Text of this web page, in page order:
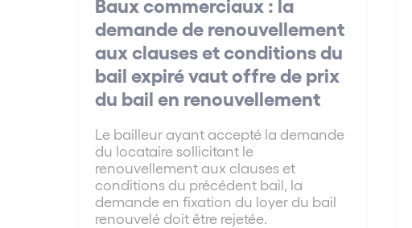
demande de renouvellement
aux clauses et conditions du
bail expiré vaut offre de prix
du bail en renouvellement
Le bailleur ayant accepté la demande
du locataire sollicitant le
renouvellement aux clauses et
conditions du précédent bail, la
demande en fixation du loyer du bail
renouvelé doit être rejetée.